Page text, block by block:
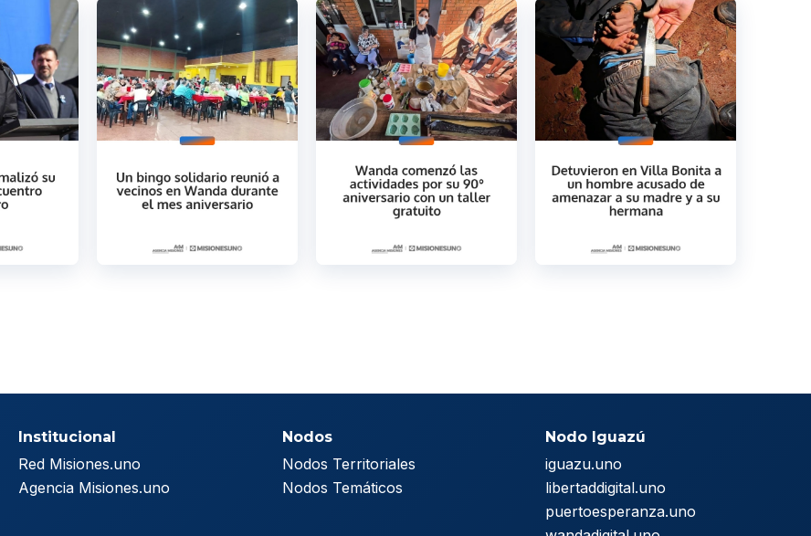
Institucional
Red Misiones.uno
Agencia Misiones.uno
Nodos
Nodos Territoriales
Nodos Temáticos
Nodo Iguazú
iguazu.uno
libertaddigital.uno
puertoesperanza.uno